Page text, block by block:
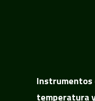
Instrumentos
temperatura